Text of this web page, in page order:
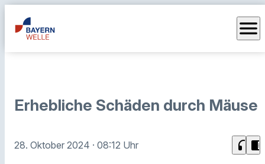
menu
Erhebliche Schäden durch Mäuse
28. Oktober 2024 · 08:12 Uhr headphones chrome_reader_mode